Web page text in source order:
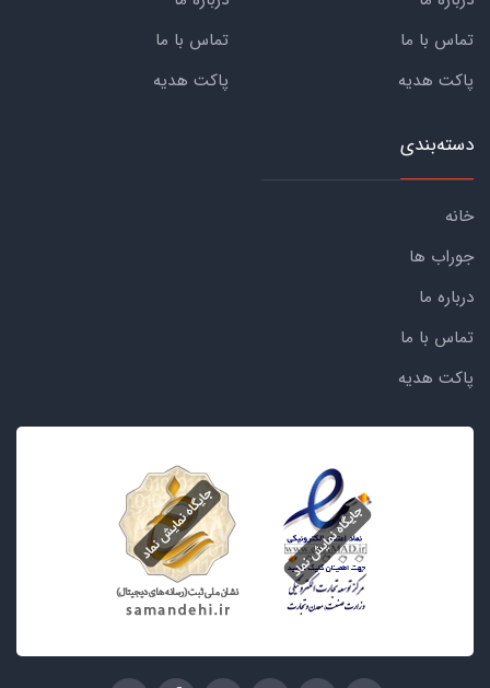
تماس با ما
پاکت هدیه
تماس با ما
پاکت هدیه
دسته‌بندی
خانه
جوراب ها
درباره ما
تماس با ما
پاکت هدیه